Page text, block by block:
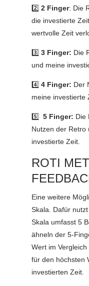
2️⃣ 2 Finger: Die
die investierte
wertvolle Zeit
3️⃣ 3 Finger: Die
und meine
4️⃣ 4 Finger: Der
meine investierte
5️⃣ 5 Finger: Die
Nutzen der Retro
investierte Zeit.
ROTI
Eine weitere
Skala. Dafür
Skala umfasst 5
ähneln der 5-
Wert im
für den höchsten
investierten Zeit.